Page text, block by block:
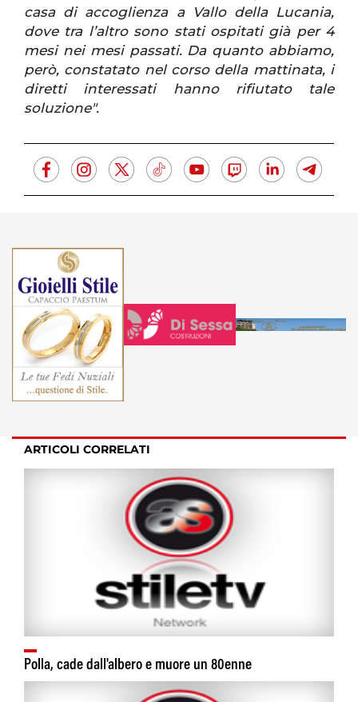
casa di accoglienza a Vallo della Lucania,
dove tra l’altro sono stati ospitati già per 4
mesi nei mesi passati. Da quanto abbiamo,
però, constatato nel corso della mattinata, i
diretti interessati hanno rifiutato tale
soluzione".
ARTICOLI CORRELATI
Polla, cade dall'albero e muore un 80enne